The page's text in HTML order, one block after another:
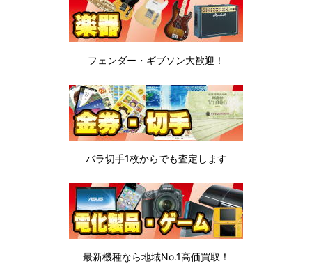
フェンダー・ギブソン大歓迎！
バラ切手1枚からでも査定します
最新機種なら地域No.1高価買取！